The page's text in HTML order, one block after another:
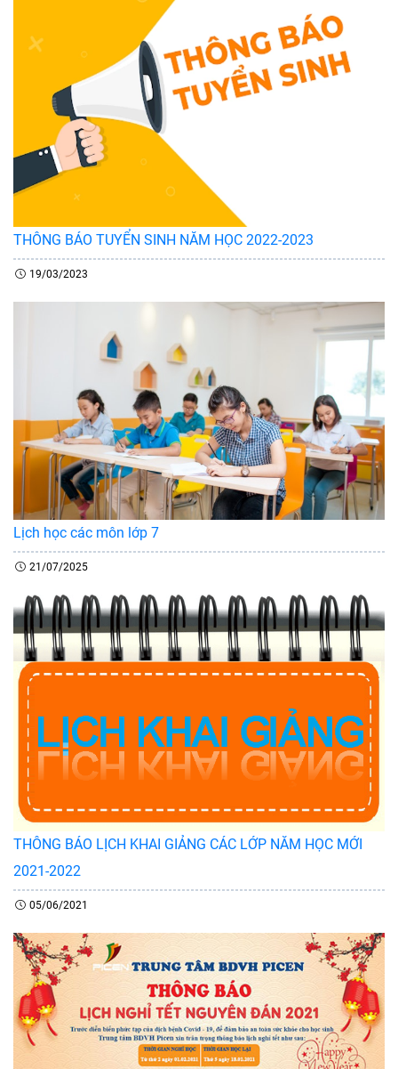
THÔNG BÁO TUYỂN SINH NĂM HỌC 2022-2023
19/03/2023
Lịch học các môn lớp 7
21/07/2025
THÔNG BÁO LỊCH KHAI GIẢNG CÁC LỚP NĂM HỌC MỚI
2021-2022
05/06/2021